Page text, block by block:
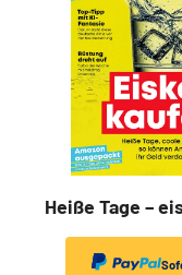
Heiße Tage –